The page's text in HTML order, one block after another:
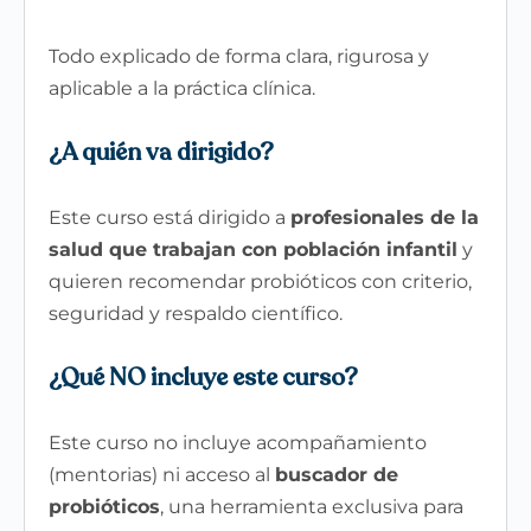
Todo explicado de forma clara, rigurosa y
aplicable a la práctica clínica.
¿A quién va dirigido?
Este curso está dirigido a profesionales de la
salud que trabajan con población infantil y
quieren recomendar probióticos con criterio,
seguridad y respaldo científico.
¿Qué NO incluye este curso?
Este curso no incluye acompañamiento
(mentorias) ni acceso al buscador de
probióticos, una herramienta exclusiva para